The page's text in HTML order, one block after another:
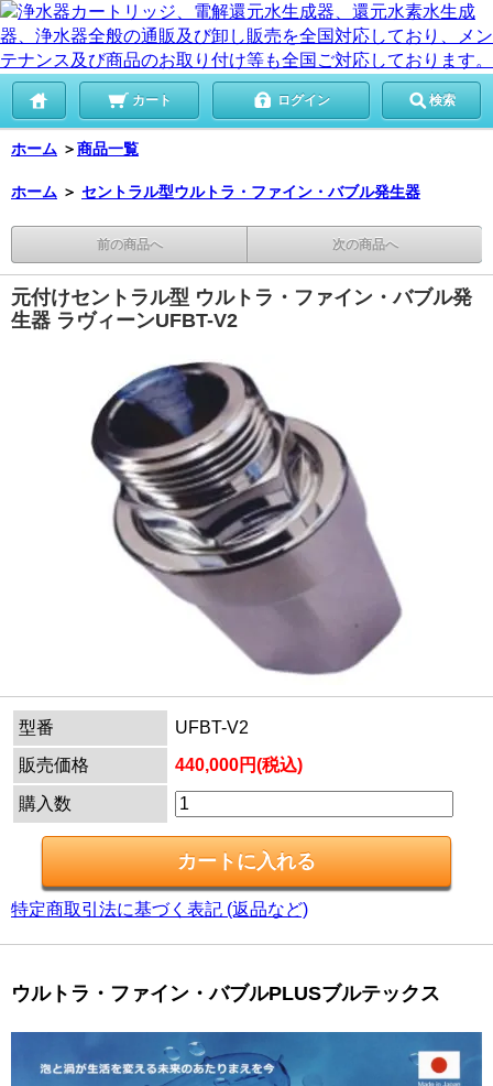
カート ログイン 検索
ホーム ＞商品一覧
ホーム ＞ セントラル型ウルトラ・ファイン・バブル発生器
前の商品へ 次の商品へ
元付けセントラル型 ウルトラ・ファイン・バブル発
生器 ラヴィーンUFBT-V2
型番
UFBT-V2
販売価格
440,000円(税込)
購入数
特定商取引法に基づく表記 (返品など)
ウルトラ・ファイン・バブルPLUSブルテックス